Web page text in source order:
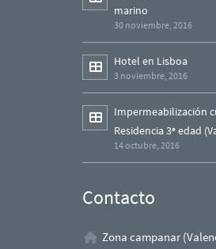
marino
30 noviembre, 2016
Hotel en Lisboa
3 noviembre, 2016
Impermeabilización
Residencia 3ª edad
14 octubre, 2016
Contacto
Zona campanar